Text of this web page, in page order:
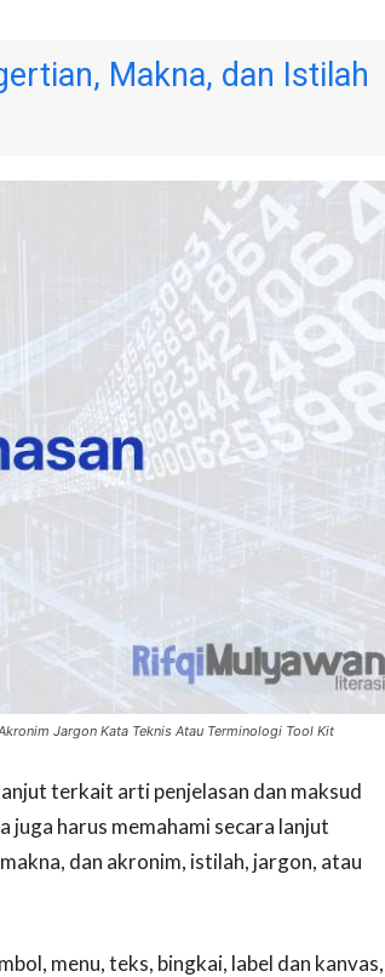
Makna, dan Istilah
Jargon Kata Teknis Atau Terminologi Tool Kit
terkait arti penjelasan dan maksud
juga harus memahami secara lanjut
dan akronim, istilah, jargon, atau
menu, teks, bingkai, label dan kanvas,